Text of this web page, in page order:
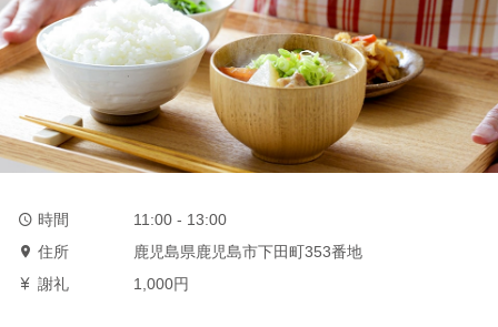
時間
11:00 - 13:00
住所
鹿児島県鹿児島市下田町353番地
謝礼
1,000円